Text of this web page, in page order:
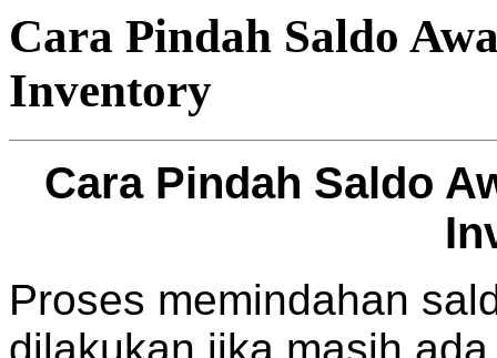
Cara Pindah Saldo
Inventory
Cara Pindah Saldo
Proses memindahan